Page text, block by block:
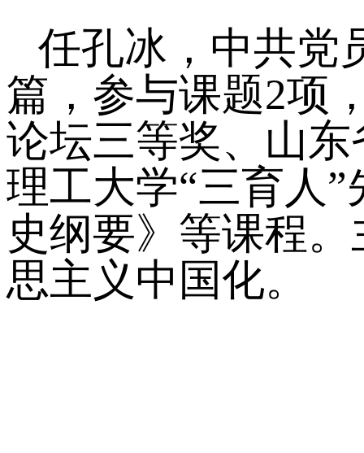
任孔冰，中共党
篇，参与课题2项
论坛三等奖、山
理工大学“三育人
史纲要》等课程
思主义中国化。